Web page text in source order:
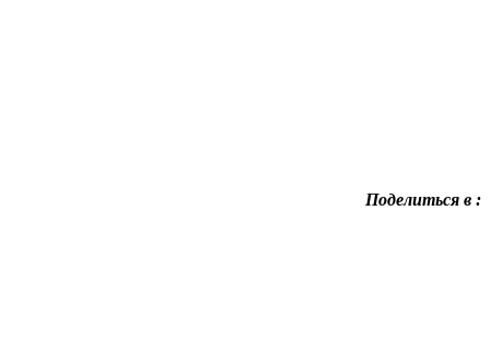
Поделиться в :